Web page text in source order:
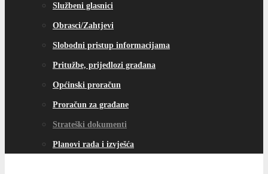
Službeni glasnici
Obrasci/Zahtjevi
Slobodni pristup informacijama
Pritužbe, prijedlozi građana
Općinski proračun
Proračun za građane
Strateški dokumenti
Planovi rada i izvješća